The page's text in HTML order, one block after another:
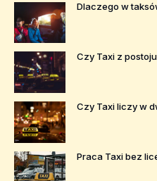
Dlaczego w
Czy Taxi z
Czy Taxi liczy w
Praca Taxi bez